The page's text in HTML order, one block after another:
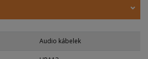
Audio kábelek